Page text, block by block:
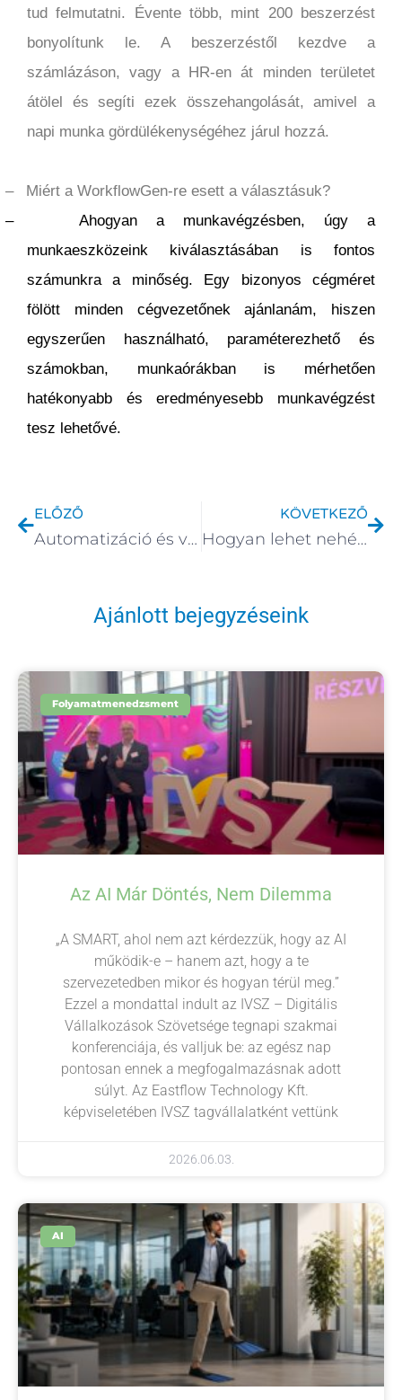
tud felmutatni. Évente több, mint 200 beszerzést
bonyolítunk le. A beszerzéstől kezdve a
számlázáson, vagy a HR-en át minden területet
átölel és segíti ezek összehangolását, amivel a
napi munka gördülékenységéhez járul hozzá.
–
Miért a WorkflowGen-re esett a választásuk?
–
Ahogyan a munkavégzésben, úgy a
munkaeszközeink kiválasztásában is fontos
számunkra a minőség. Egy bizonyos cégméret
fölött minden cégvezetőnek ajánlanám, hiszen
egyszerűen használható, paraméterezhető és
számokban, munkaórákban is mérhetően
hatékonyabb és eredményesebb munkavégzést
tesz lehetővé.
ELŐZŐ
Automatizáció és vállalati hatékonyság BPM szoftverrel
KÖVETKEZŐ
Hogyan lehet nehéz gazdasági környezetben is vállalati növekedést elérni?
Ajánlott bejegyzéseink
Folyamatmenedzsment
Az AI Már Döntés, Nem Dilemma
„A SMART, ahol nem azt kérdezzük, hogy az AI
működik-e – hanem azt, hogy a te
szervezetedben mikor és hogyan térül meg.”
Ezzel a mondattal indult az IVSZ – Digitális
Vállalkozások Szövetsége tegnapi szakmai
konferenciája, és valljuk be: az egész nap
pontosan ennek a megfogalmazásnak adott
súlyt. Az Eastflow Technology Kft.
képviseletében IVSZ tagvállalatként vettünk
2026.06.03.
AI